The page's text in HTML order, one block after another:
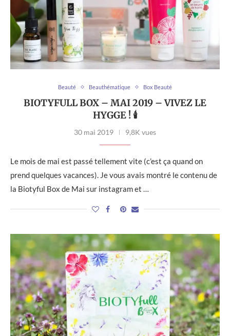
Beauté Beauthématique Box Beauté
BIOTYFULL BOX – MAI 2019 – VIVEZ LE
HYGGE ! 🕯
30 mai 2019 9,8K vues
Le mois de mai est passé tellement vite (c’est ça quand on
prend quelques vacances). Je vous avais montré le contenu de
la Biotyful Box de Mai sur instagram et …